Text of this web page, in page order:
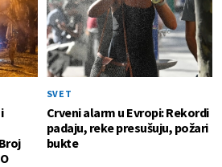
SVET
Crveni alarm u Evropi: Rekordi
padaju, reke presušuju, požari
bukte